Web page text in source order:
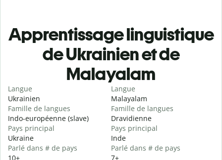
Apprentissage linguistique
de Ukrainien et de
Malayalam
Langue
Ukrainien
Famille de langues
Indo-européenne (slave)
Pays principal
Ukraine
Parlé dans # de pays
10+
Langue
Malayalam
Famille de langues
Dravidienne
Pays principal
Inde
Parlé dans # de pays
7+